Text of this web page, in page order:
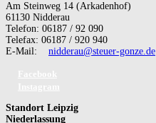
Am Steinweg 14 (Arkadenhof)
61130 Nidderau
Telefon: 06187 / 92 090
Telefax: 06187 / 920 940
E-Mail: nidderau@steuer-gonze.de
Standort Leipzig
Niederlassung